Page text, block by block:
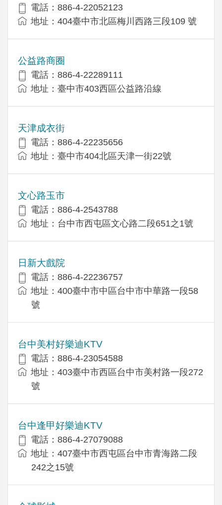
電話：886-4-22052123
地址：404臺中市北區梅川西路三段109 號
公益路商圈
電話：886-4-22289111
地址：臺中市403西區公益路沿線
天津成衣街
電話：886-4-22235656
地址：臺中市404北區天津一街22號
文心路玉市
電話：886-4-2543788
地址：台中市西屯區文心路二段651之1號
日新大戲院
電話：886-4-22236757
地址：400臺中市中區台中市中華路一段58
號
台中美村好樂迪KTV
電話：886-4-23054588
地址：403臺中市西區台中市美村路一段272
號
台中逢甲好樂迪KTV
電話：886-4-27079088
地址：407臺中市西屯區台中市青海路二段
242之15號